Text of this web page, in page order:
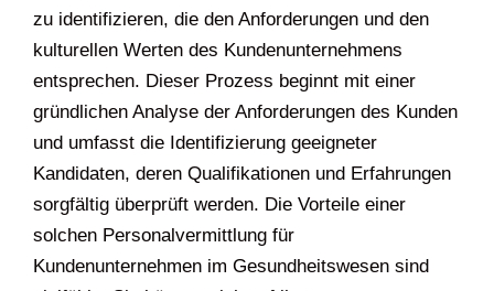
zu identifizieren, die den Anforderungen und den
kulturellen Werten des Kundenunternehmens
entsprechen. Dieser Prozess beginnt mit einer
gründlichen Analyse der Anforderungen des Kunden
und umfasst die Identifizierung geeigneter
Kandidaten, deren Qualifikationen und Erfahrungen
sorgfältig überprüft werden. Die Vorteile einer
solchen Personalvermittlung für
Kundenunternehmen im Gesundheitswesen sind